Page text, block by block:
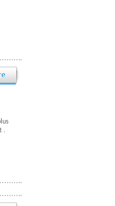
.